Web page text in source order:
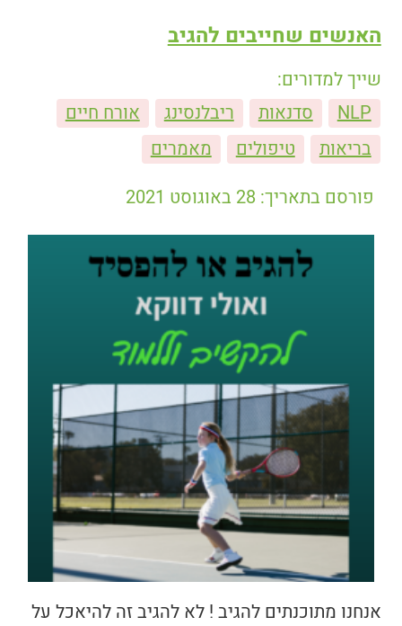
האנשים שחייבים להגיב
שייך למדורים:
NLP
סדנאות ריבלנסינג
אורח חיים
בריאות
טיפולים
מאמרים
פורסם בתאריך: 28 באוגוסט 2021
אנחנו מתוכנתים להגיב ! לא להגיב זה להיאכל על